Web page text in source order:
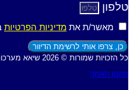
ת אתמדיניות הפרטיותבאתר
אותי לרשימת הדיוור
© 2026 שיאא מערכות ניהול
האתר